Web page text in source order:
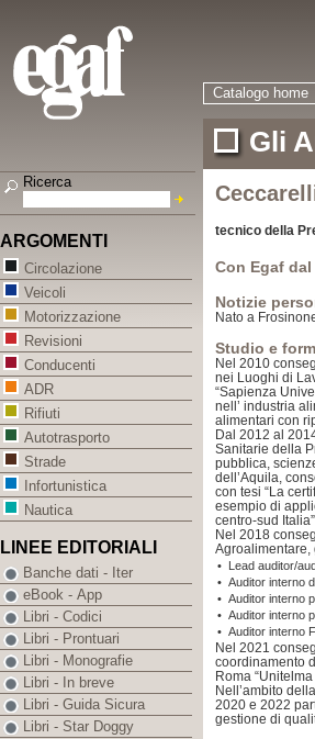
Catalogo home
Gli
tecnico della
Con Egaf dal
Notizie
Nato a
Studio e
Nel 2010
nei Luoghi di
“Sapienza
nell’ industria
alimentari con
Dal 2012 al
Sanitarie della
pubblica,
dell’Aquila,
con tesi “La
esempio di
centro-sud
Nel 2018
Agroalimentare,
• Lead auditor/
• Auditor interno
• Auditor interno
• Auditor interno
• Auditor interno
Nel 2021
coordinamento
Roma
Nell’ambito
2020 e 2022
gestione di
Ricerca
ARGOMENTI
Circolazione
Veicoli
Motorizzazione
Revisioni
Conducenti
ADR
Rifiuti
Autotrasporto
Strade
Infortunistica
Nautica
LINEE EDITORIALI
Banche dati - Iter
eBook - App
Libri - Codici
Libri - Prontuari
Libri - Monografie
Libri - In breve
Libri - Guida Sicura
Libri - Star Doggy